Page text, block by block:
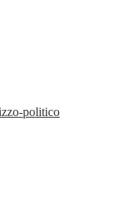
politico